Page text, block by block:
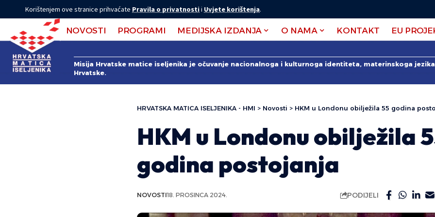
Korištenjem ove stranice prihvaćate Pravila o privatnostii Uvjete korištenja.
NOVOSTI PROGRAMI MEDIJSKA IZDANJA O NAMA KONTAKT EU
Misija Hrvatske matice iseljenika je očuvanje nacionalnoga i kulturnoga identiteta, materinskoga
Hrvatske.
HRVATSKA MATICA ISELJENIKA - HMI > Novosti > HKM u Londonu obilježila 55 godina
HKM u Londonu obilježila
godina postojanja
NOVOSTI18. PROSINCA 2024. PODIJELI